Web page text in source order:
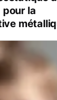
pour la